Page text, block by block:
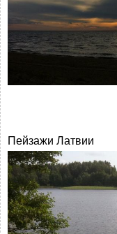
Пейзажи Латвии